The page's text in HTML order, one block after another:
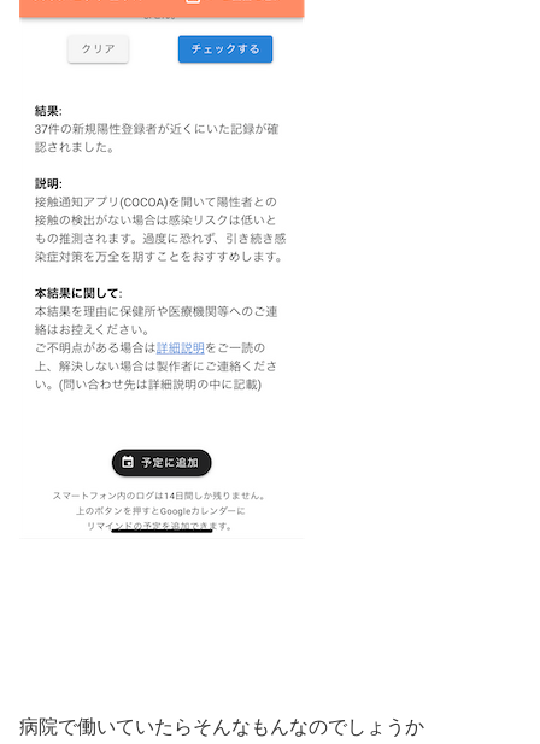
病院で働いていたらそんなもんなのでしょうか